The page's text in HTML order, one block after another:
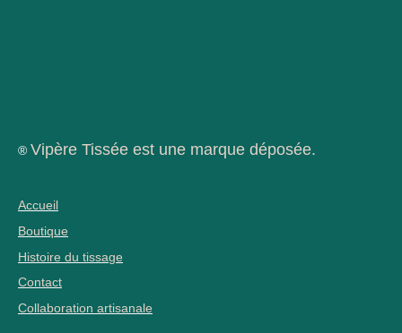
® Vipère Tissée est une marque déposée.
Accueil
Boutique
Histoire du tissage
Contact
Collaboration artisanale